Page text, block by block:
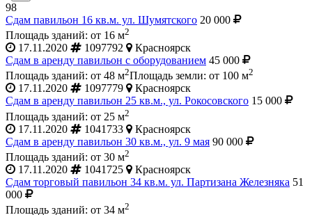
98
Сдам павильон 16 кв.м. ул. Шумятского 20 000
Площадь зданий: от 16 м2
17.11.2020 1097792
Красноярск
Сдам в аренду павильон с оборудованием 45 000
Площадь зданий: от 48 м2Площадь земли: от 100 м2
17.11.2020 1097779
Красноярск
Сдам в аренду павильон 25 кв.м., ул. Рокосовского 15 000
Площадь зданий: от 25 м2
17.11.2020 1041733
Красноярск
Сдам в аренду павильон 30 кв.м., ул. 9 мая 90 000
Площадь зданий: от 30 м2
17.11.2020 1041725
Красноярск
Сдам торговый павильон 34 кв.м. ул. Партизана Железняка 51
000
Площадь зданий: от 34 м2